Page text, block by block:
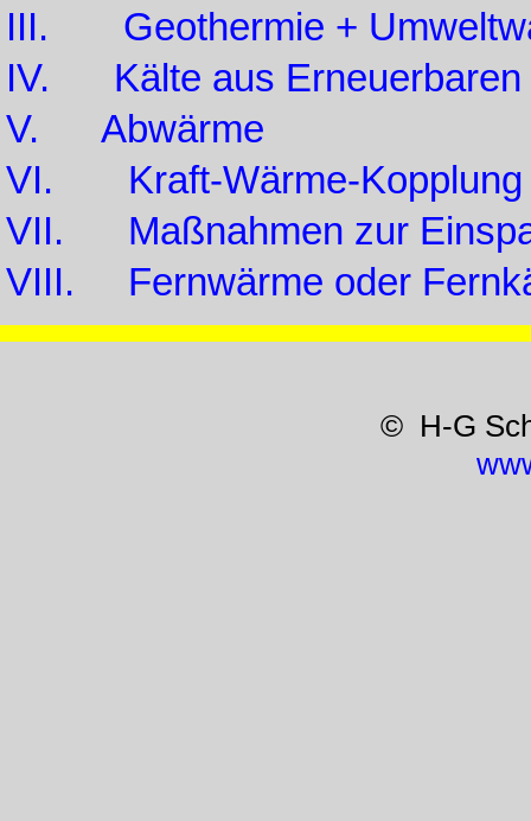
III. Geothermie +
IV. Kälte aus Erneuerbaren
V. Abwärme
VI. Kraft-Wärme-Kopplung
VII. Maßnahmen zur
VIII. Fernwärme oder
© H-G